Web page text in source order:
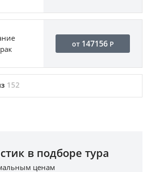
от 147156Р
152
в подборе тура
ценам